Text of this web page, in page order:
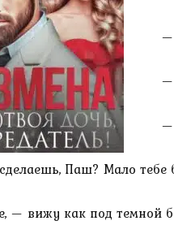
—
—
—
Паш? Мало тебе
— вижу как под темной